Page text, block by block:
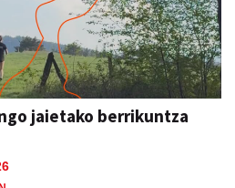
jaietako berrikuntza